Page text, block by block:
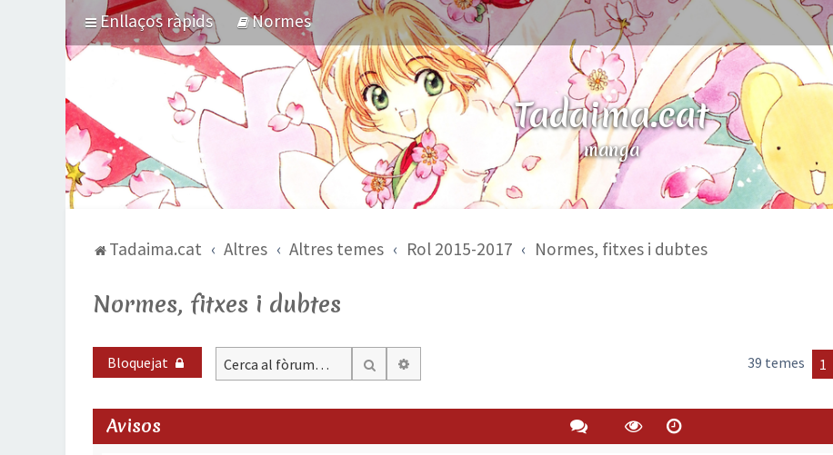
Enllaços ràpids Normes
Tadaima.cat
manga
Tadaima.cat Altres Altres temes Rol 2015-2017 Normes, fitxes i dubtes
Normes, fitxes i dubtes
Bloquejat Cerca 39 temes 1
Avisos